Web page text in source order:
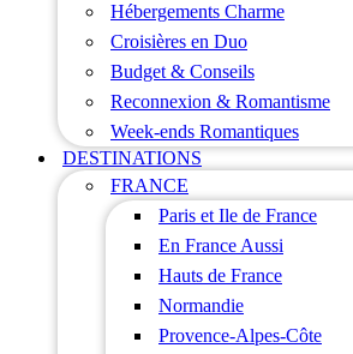
Hébergements Charme
Croisières en Duo
Budget & Conseils
Reconnexion & Romantisme
Week-ends Romantiques
DESTINATIONS
FRANCE
Paris et Ile de France
En France Aussi
Hauts de France
Normandie
Provence-Alpes-Côte